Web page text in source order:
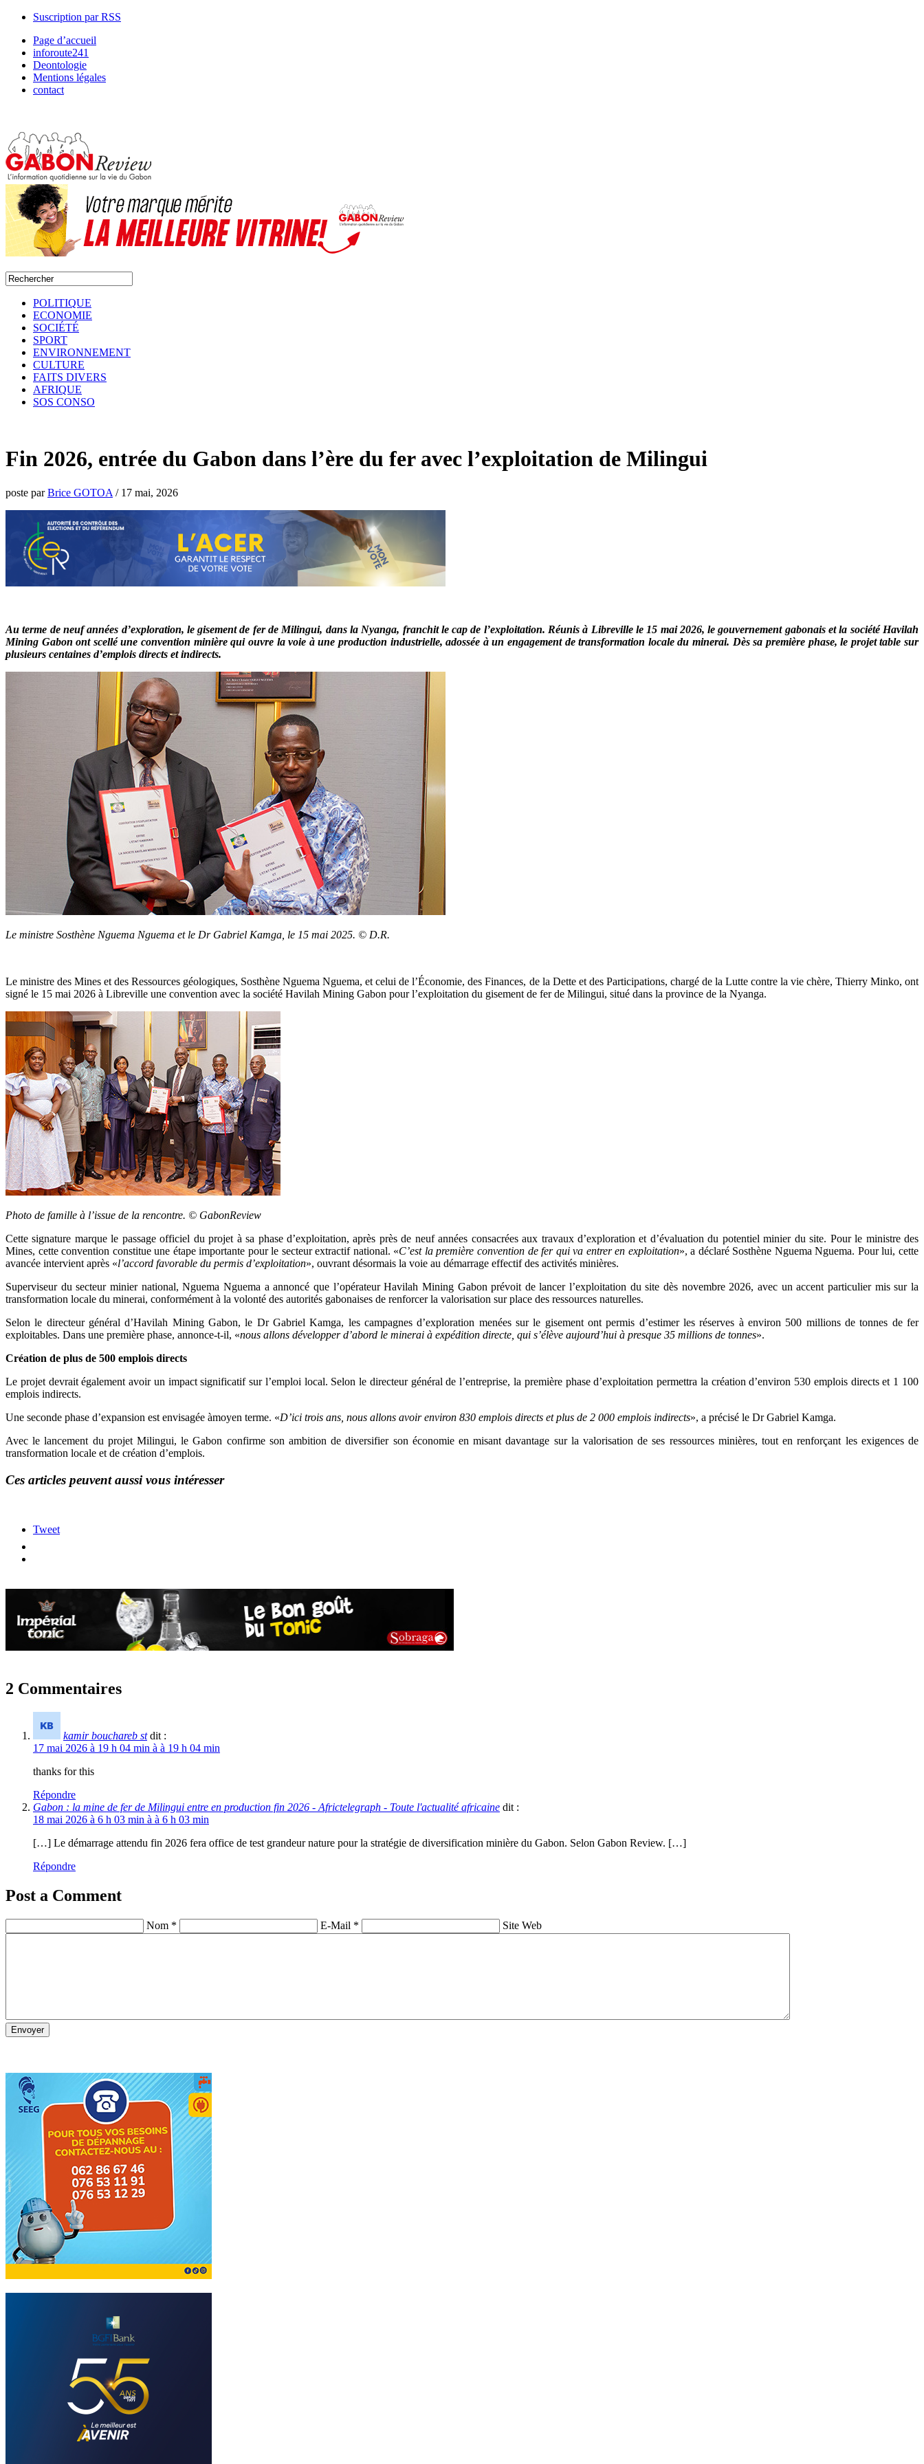
Suscription par RSS
Page d’accueil
inforoute241
Deontologie
Mentions légales
contact
POLITIQUE
ECONOMIE
SOCIÉTÉ
SPORT
ENVIRONNEMENT
CULTURE
FAITS DIVERS
AFRIQUE
SOS CONSO
Fin 2026, entrée du Gabon dans l’ère du fer avec l’exploitation de Milingui
poste parBrice GOTOA / 17 mai, 2026
Au terme de neuf années d’exploration, le gisement de fer de Milingui, dans la Nyanga, franchit le cap de l’exploitation. Réunis à Libreville le 15 mai 2026, le gouvernement gabonais et la société Havilah
Mining Gabon ont scellé une convention minière qui ouvre la voie à une production industrielle, adossée à un engagement de transformation locale du minerai. Dès sa première phase, le projet table sur
plusieurs centaines d’emplois directs et indirects.
Le ministre Sosthène Nguema Nguema et le Dr Gabriel Kamga, le 15 mai 2025. © D.R.
Le ministre des Mines et des Ressources géologiques, Sosthène Nguema Nguema, et celui de l’Économie, des Finances, de la Dette et des Participations, chargé de la Lutte contre la vie chère, Thierry Minko, ont
signé le 15 mai 2026 à Libreville une convention avec la société Havilah Mining Gabon pour l’exploitation du gisement de fer de Milingui, situé dans la province de la Nyanga.
Photo de famille à l’issue de la rencontre. © GabonReview
Cette signature marque le passage officiel du projet à sa phase d’exploitation, après près de neuf années consacrées aux travaux d’exploration et d’évaluation du potentiel minier du site. Pour le ministre des
Mines, cette convention constitue une étape importante pour le secteur extractif national. «C’est la première convention de fer qui va entrer en exploitation», a déclaré Sosthène Nguema Nguema. Pour lui, cette
avancée intervient après «l’accord favorable du permis d’exploitation», ouvrant désormais la voie au démarrage effectif des activités minières.
Superviseur du secteur minier national, Nguema Nguema a annoncé que l’opérateur Havilah Mining Gabon prévoit de lancer l’exploitation du site dès novembre 2026, avec un accent particulier mis sur la
transformation locale du minerai, conformément à la volonté des autorités gabonaises de renforcer la valorisation sur place des ressources naturelles.
Selon le directeur général d’Havilah Mining Gabon, le Dr Gabriel Kamga, les campagnes d’exploration menées sur le gisement ont permis d’estimer les réserves à environ 500 millions de tonnes de fer
exploitables. Dans une première phase, annonce-t-il, «nous allons développer d’abord le minerai à expédition directe, qui s’élève aujourd’hui à presque 35 millions de tonnes».
Création de plus de 500 emplois directs
Le projet devrait également avoir un impact significatif sur l’emploi local. Selon le directeur général de l’entreprise, la première phase d’exploitation permettra la création d’environ 530 emplois directs et 1 100
emplois indirects.
Une seconde phase d’expansion est envisagée àmoyen terme. «D’ici trois ans, nous allons avoir environ 830 emplois directs et plus de 2 000 emplois indirects», a précisé le Dr Gabriel Kamga.
Avec le lancement du projet Milingui, le Gabon confirme son ambition de diversifier son économie en misant davantage sur la valorisation de ses ressources minières, tout en renforçant les exigences de
transformation locale et de création d’emplois.
Ces articles peuvent aussi vous intéresser
Tweet
2 Commentaires
kamir bouchareb st dit :
17 mai 2026 à 19 h 04 min à à 19 h 04 min
thanks for this
Répondre
Gabon : la mine de fer de Milingui entre en production fin 2026 - Africtelegraph - Toute l'actualité africaine dit :
18 mai 2026 à 6 h 03 min à à 6 h 03 min
[…] Le démarrage attendu fin 2026 fera office de test grandeur nature pour la stratégie de diversification minière du Gabon. Selon Gabon Review. […]
Répondre
Post a Comment
Nom * E-Mail * Site Web